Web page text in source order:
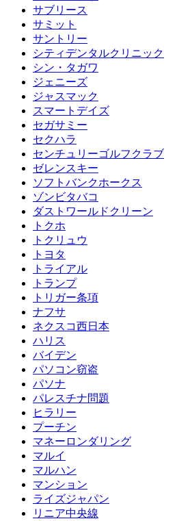
サブリース
サミット
サントリー
シティデンタルクリニック
シン・タガワ
ジェニーズ
ジャスマック
スマートデイズ
セガサミー
セクハラ
センチュリーゴルフクラブ
ゼレンスキー
ソフトバンクホークス
ゾンビタバコ
ダストワールドクリーン
トクホ
トクリュウ
トヨタ
トライアル
トランプ
トリガー条項
ナフサ
ネクスコ西日本
ハリス
バイデン
パソコン窃盗
パソナ
パレスチナ問題
ヒラリー
プーチン
マネーロンダリング
マルイ
マルハン
マンション
ライズジャパン
リニア中央線